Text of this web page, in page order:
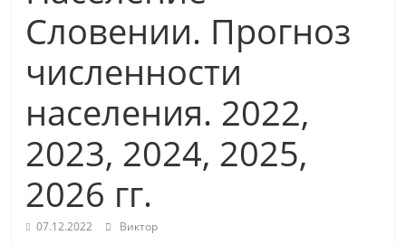
(мира)
Словении. Прогноз
численности
населения. 2022,
2023, 2024, 2025,
2026 гг.
07.12.2022 Виктор